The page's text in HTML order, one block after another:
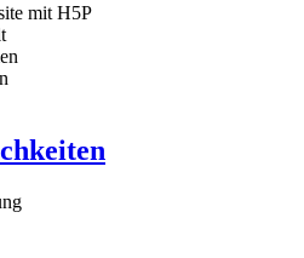
mit H5P